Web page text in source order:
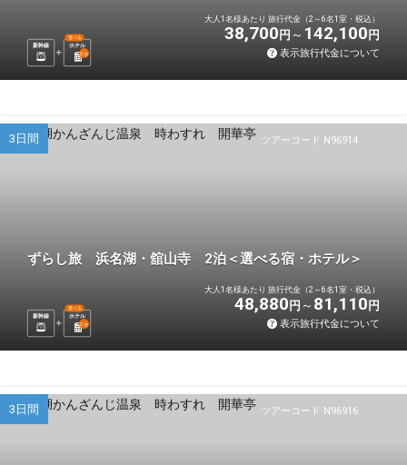
新幹線 ホテル
選べる
2泊
大人1名様あたり 旅行代金（2～6名1室・税込）
38,700 円 142,100 円
表示旅行代金について
ツアーコード N96914
3日間
ずらし旅 浜名湖・舘山寺 2泊＜選べる宿・ホテル＞
新幹線 ホテル
選べる
2泊
大人1名様あたり 旅行代金（2～6名1室・税込）
48,880 円 81,110 円
表示旅行代金について
ツアーコード N96916
3日間